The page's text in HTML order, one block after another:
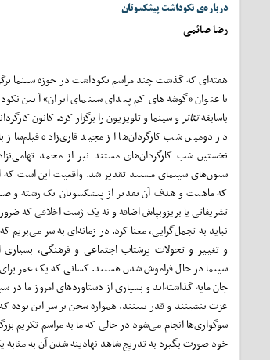
درباره‌ی نکوداشت پیشکسوتان
رضا صائمی
هفته‌ای که گذشت چند مراسم نکوداشت در حوزه سینما
با عنوان «گوشه‌های کم پیدای سینمای ایران» آیین
باسابقهتئاتر و سینما و تلویزیون را برگزار کرد. کانون
در دومین شب کارگردان‌ها از مجید قاری‌زاده فیلم‌ساز
نخستین شب کارگردان‌های مستند نیز از محمد
ستون‌های سینمای مستند تقدیر شد. واقعیت این است که
که ماهیت و هدف آن تقدیر از پیشکسوتان یک رشته و
تشریفاتی یا بریز‌و‌بپاش اضافه و نه یک ژست اخلاقی که
نباید به تجمل‌گرایی، معنا کرد. در زمانه‌ای به سر می‌بریم
و تغییر و تحولات پرشتاب اجتماعی و فرهنگی،
سینما در حال فراموش شدن هستند. کسانی که یک عمر
جان مایه گذاشته‌اند و بسیاری از دستاوردهای امروز ما
عزت بنشینند و قدر ببینند. همواره سخن بر سر این بوده
سوگواری‌ها انجام می‌شود در حالی که ما به مراسم تکریم
خود صورت بگیرد به تدریج شاهد نهادینه شدن آن به